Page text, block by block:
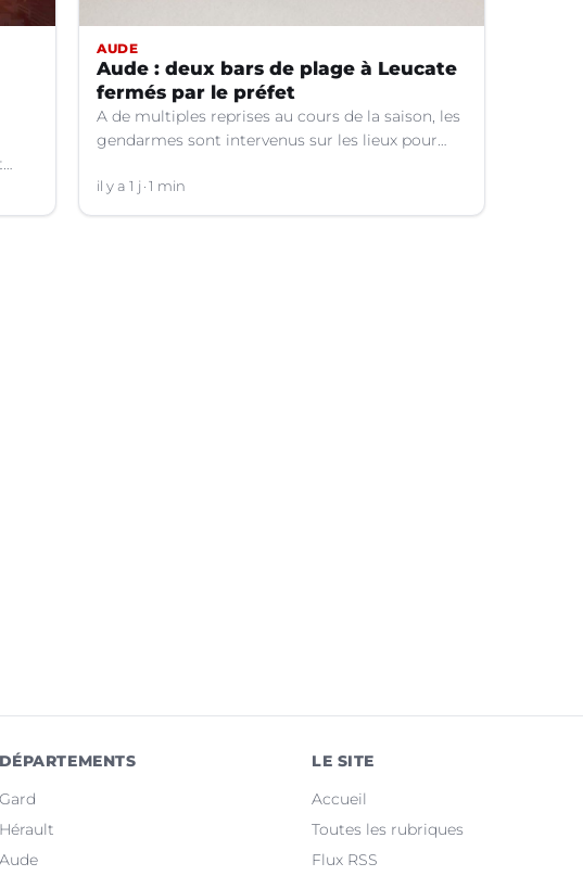
AUDE
Aude : deux bars de plage à Leucate
fermés par le préfet
A de multiples reprises au cours de la saison, les
gendarmes sont intervenus sur les lieux pour
d'alcool, de rixes, de tapage, de stationnement...
il y a 1 j 1 min
DÉPARTEMENTS
Gard
Hérault
Aude
LE SITE
Accueil
Toutes les rubriques
Flux RSS